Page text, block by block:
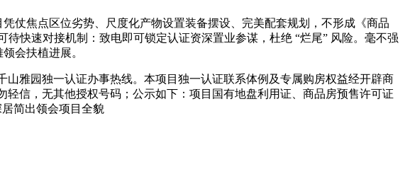
焦点区位劣势、尺度化产物设置装备摆设、完美配套规划，不形成《商品
快速对接机制：致电即可锁定认证资深置业参谋，杜绝 “烂尾” 风险。毫不强
会扶植进展。
雅园独一认证办事热线。本项目独一认证联系体例及专属购房权益经开辟商
信，无其他授权号码；公示如下：项目国有地盘利用证、商品房预售许可证
简出领会项目全貌